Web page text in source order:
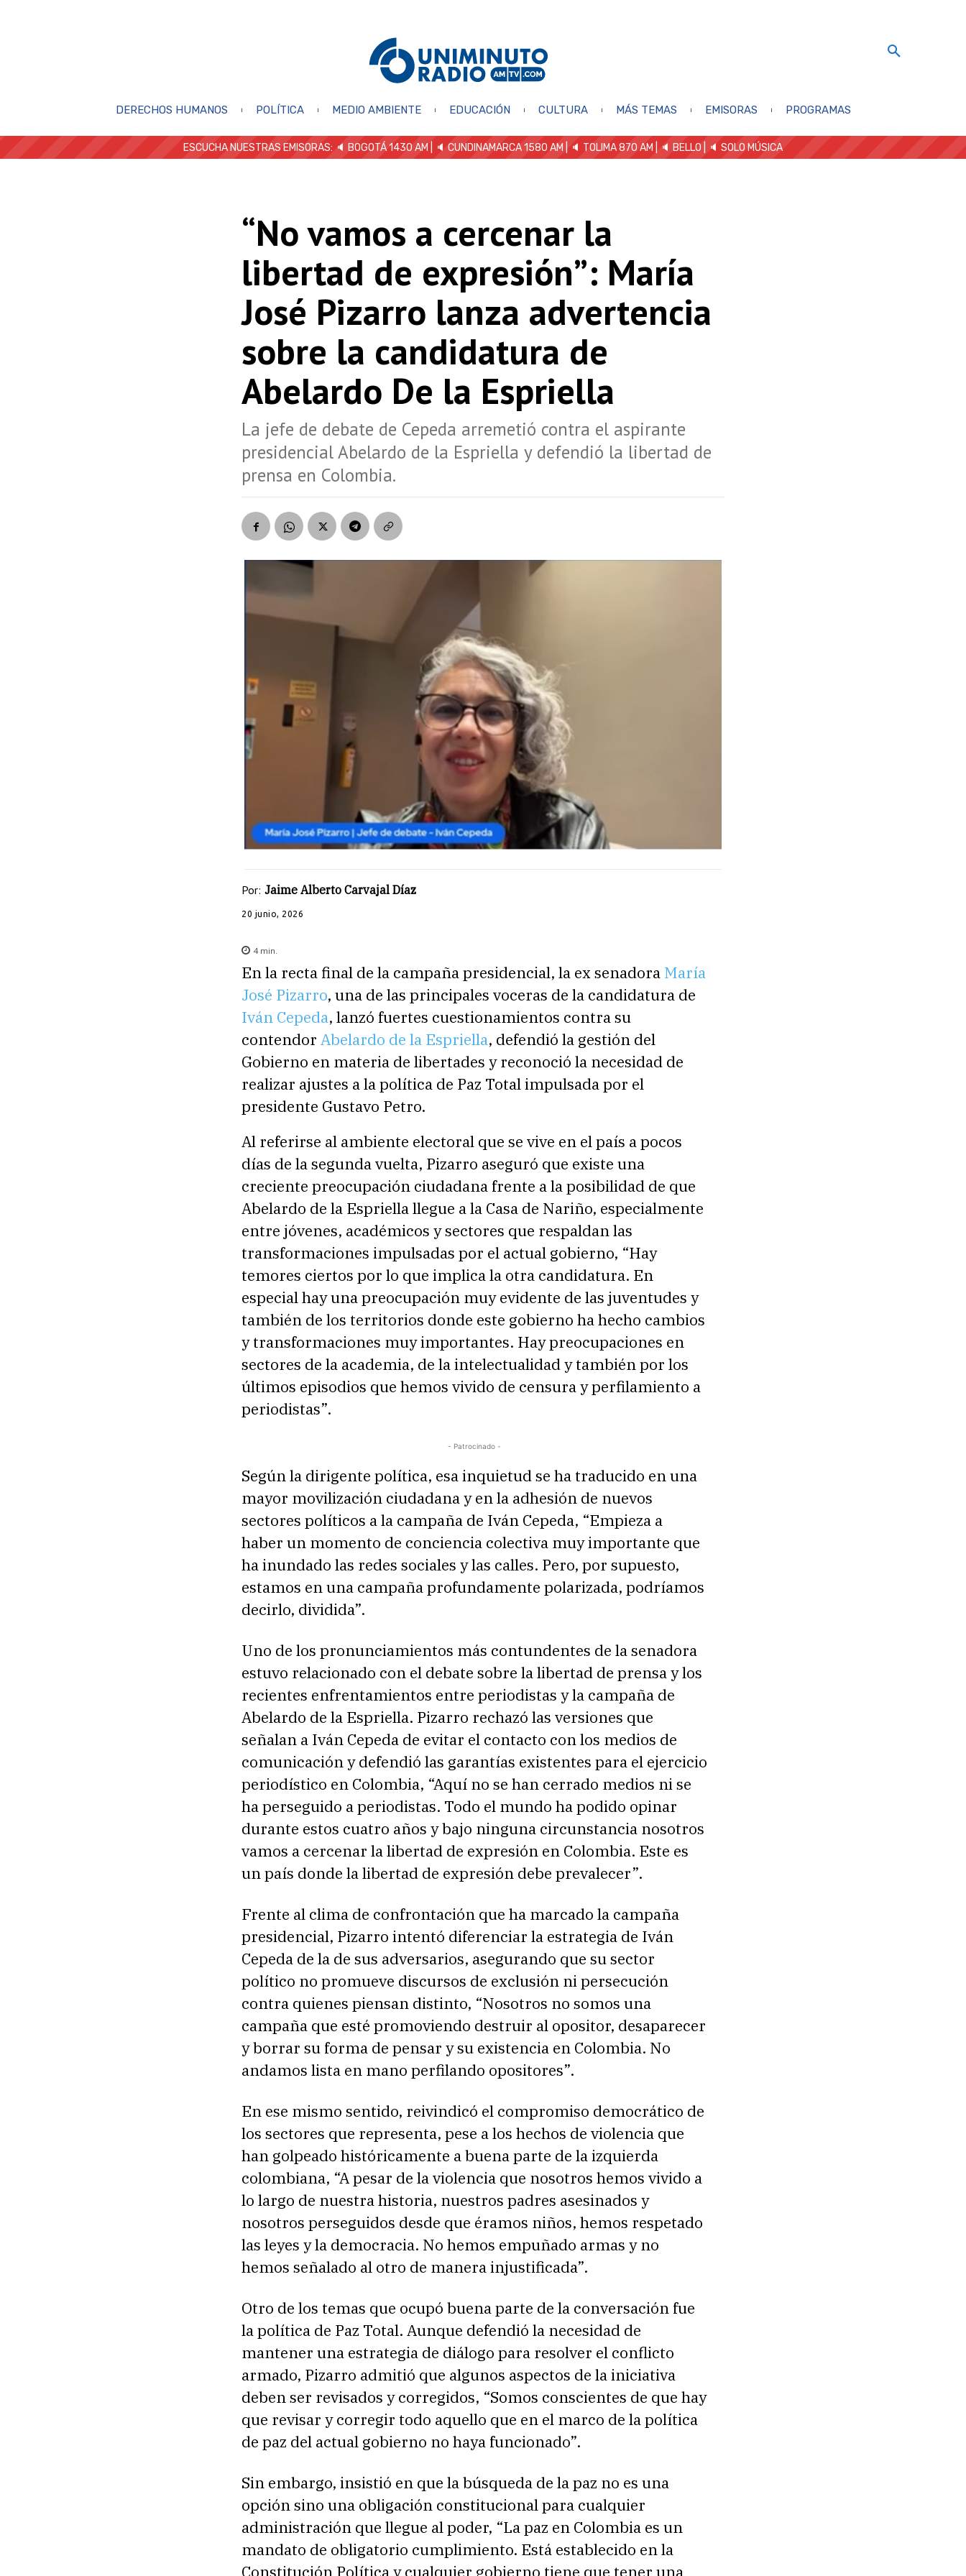
DERECHOS HUMANOS POLÍTICA MEDIO AMBIENTE EDUCACIÓN CULTURA MÁS TEMAS EMISORAS PROGRAMAS
ESCUCHA NUESTRAS EMISORAS: 🔈 BOGOTÁ 1430 AM | 🔈 CUNDINAMARCA 1580 AM | 🔈 TOLIMA 870 AM | 🔈 BELLO 🔈 SOLO MÚSICA
“No vamos a cercenar la
libertad de expresión”: María
José Pizarro lanza advertencia
sobre la candidatura de
Abelardo De la Espriella
La jefe de debate de Cepeda arremetió contra el aspirante
presidencial Abelardo de la Espriella y defendió la libertad de
prensa en Colombia.
Por: Jaime Alberto Carvajal Díaz
20 junio, 2026
4 min.
En la recta final de la campaña presidencial, la ex senadora María
José Pizarro, una de las principales voceras de la candidatura de
Iván Cepeda, lanzó fuertes cuestionamientos contra su
contendor Abelardo de la Espriella, defendió la gestión del
Gobierno en materia de libertades y reconoció la necesidad de
realizar ajustes a la política de Paz Total impulsada por el
presidente Gustavo Petro.
Al referirse al ambiente electoral que se vive en el país a pocos
días de la segunda vuelta, Pizarro aseguró que existe una
creciente preocupación ciudadana frente a la posibilidad de que
Abelardo de la Espriella llegue a la Casa de Nariño, especialmente
entre jóvenes, académicos y sectores que respaldan las
transformaciones impulsadas por el actual gobierno, “Hay
temores ciertos por lo que implica la otra candidatura. En
especial hay una preocupación muy evidente de las juventudes y
también de los territorios donde este gobierno ha hecho cambios
y transformaciones muy importantes. Hay preocupaciones en
sectores de la academia, de la intelectualidad y también por los
últimos episodios que hemos vivido de censura y perfilamiento a
periodistas”.
- Patrocinado -
Según la dirigente política, esa inquietud se ha traducido en una
mayor movilización ciudadana y en la adhesión de nuevos
sectores políticos a la campaña de Iván Cepeda, “Empieza a
haber un momento de conciencia colectiva muy importante que
ha inundado las redes sociales y las calles. Pero, por supuesto,
estamos en una campaña profundamente polarizada, podríamos
decirlo, dividida”.
Uno de los pronunciamientos más contundentes de la senadora
estuvo relacionado con el debate sobre la libertad de prensa y los
recientes enfrentamientos entre periodistas y la campaña de
Abelardo de la Espriella. Pizarro rechazó las versiones que
señalan a Iván Cepeda de evitar el contacto con los medios de
comunicación y defendió las garantías existentes para el ejercicio
periodístico en Colombia, “Aquí no se han cerrado medios ni se
ha perseguido a periodistas. Todo el mundo ha podido opinar
durante estos cuatro años y bajo ninguna circunstancia nosotros
vamos a cercenar la libertad de expresión en Colombia. Este es
un país donde la libertad de expresión debe prevalecer”.
Frente al clima de confrontación que ha marcado la campaña
presidencial, Pizarro intentó diferenciar la estrategia de Iván
Cepeda de la de sus adversarios, asegurando que su sector
político no promueve discursos de exclusión ni persecución
contra quienes piensan distinto, “Nosotros no somos una
campaña que esté promoviendo destruir al opositor, desaparecer
y borrar su forma de pensar y su existencia en Colombia. No
andamos lista en mano perfilando opositores”.
En ese mismo sentido, reivindicó el compromiso democrático de
los sectores que representa, pese a los hechos de violencia que
han golpeado históricamente a buena parte de la izquierda
colombiana, “A pesar de la violencia que nosotros hemos vivido a
lo largo de nuestra historia, nuestros padres asesinados y
nosotros perseguidos desde que éramos niños, hemos respetado
las leyes y la democracia. No hemos empuñado armas y no
hemos señalado al otro de manera injustificada”.
Otro de los temas que ocupó buena parte de la conversación fue
la política de Paz Total. Aunque defendió la necesidad de
mantener una estrategia de diálogo para resolver el conflicto
armado, Pizarro admitió que algunos aspectos de la iniciativa
deben ser revisados y corregidos, “Somos conscientes de que hay
que revisar y corregir todo aquello que en el marco de la política
de paz del actual gobierno no haya funcionado”.
Sin embargo, insistió en que la búsqueda de la paz no es una
opción sino una obligación constitucional para cualquier
administración que llegue al poder, “La paz en Colombia es un
mandato de obligatorio cumplimiento. Está establecido en la
Constitución Política y cualquier gobierno tiene que tener una